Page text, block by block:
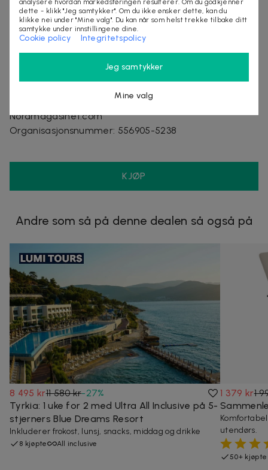
1 stk hodestøtte
1 stk manual
Nordmagasinet.com
Organisasjonsnummer: 556905-5238
KJØP
Andre som så på denne dealen så også på
8 495 kr11 580 kr-27%
Tyrkia: 1 uke for 2 med Ultra All Inclusive på 5-
stjerners Blue Dreams Resort
Inkluderer frokost, lunsj, snacks, middag og drikke
8 kjøpte All inclusive
1 379 kr1
utendørs.
50+ kjøpte
analysere hvordan markedsføringen resulterer. Om du godkjenner
dette - klikk "Jeg samtykker". Om du ikke ønsker dette, kan du
klikke nei under "Mine valg". Du kan når som helst trekke tilbake ditt
samtykke under innstillingene dine.
Cookie policy Integritetspolicy
Jeg samtykker
Mine valg